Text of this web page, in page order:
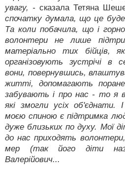
увагу, - сказала Тетяна
спочатку думала, що це буде
Та коли побачила, що і
волонтери не лише
матеріально тих бійців,
організовують зустрічі в
вони, повернувшись,
житті, допомагають
забувають і про нас - то я
які змогли усіх об'єднати.
моєю спиною є підтримка
дуже близьких по духу. Мої
до нас приходять
мер (так його діти
Валерійович...